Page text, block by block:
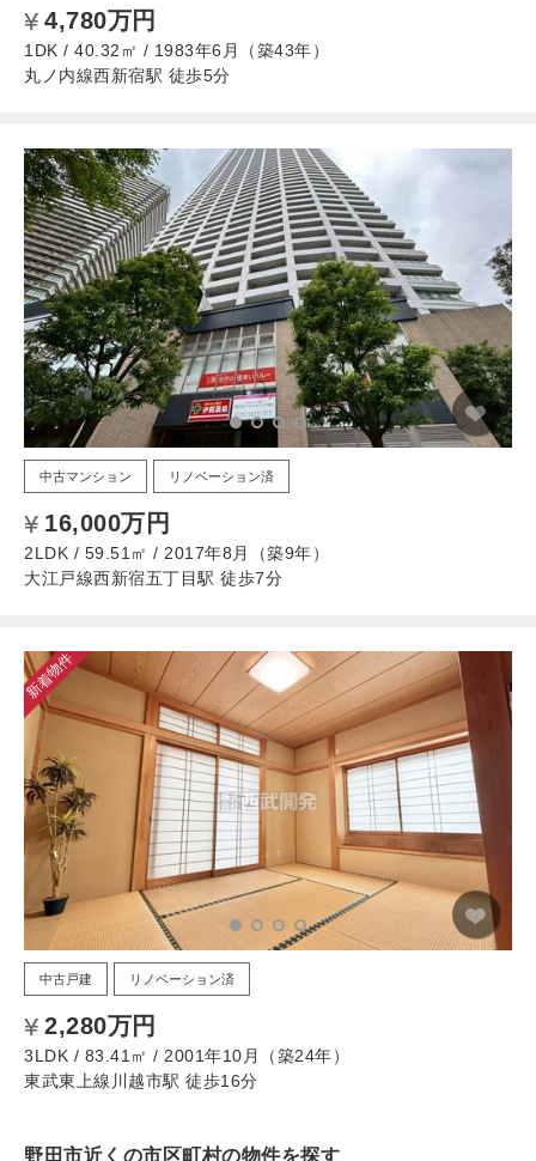
4,780万円
1DK / 40.32㎡ / 1983年6月（築43年）
丸ノ内線西新宿駅 徒歩5分
中古マンション リノベーション済
16,000万円
2LDK / 59.51㎡ / 2017年8月（築9年）
大江戸線西新宿五丁目駅 徒歩7分
新着物件
中古戸建 リノベーション済
2,280万円
3LDK / 83.41㎡ / 2001年10月（築24年）
東武東上線川越市駅 徒歩16分
野田市近くの市区町村の物件を探す